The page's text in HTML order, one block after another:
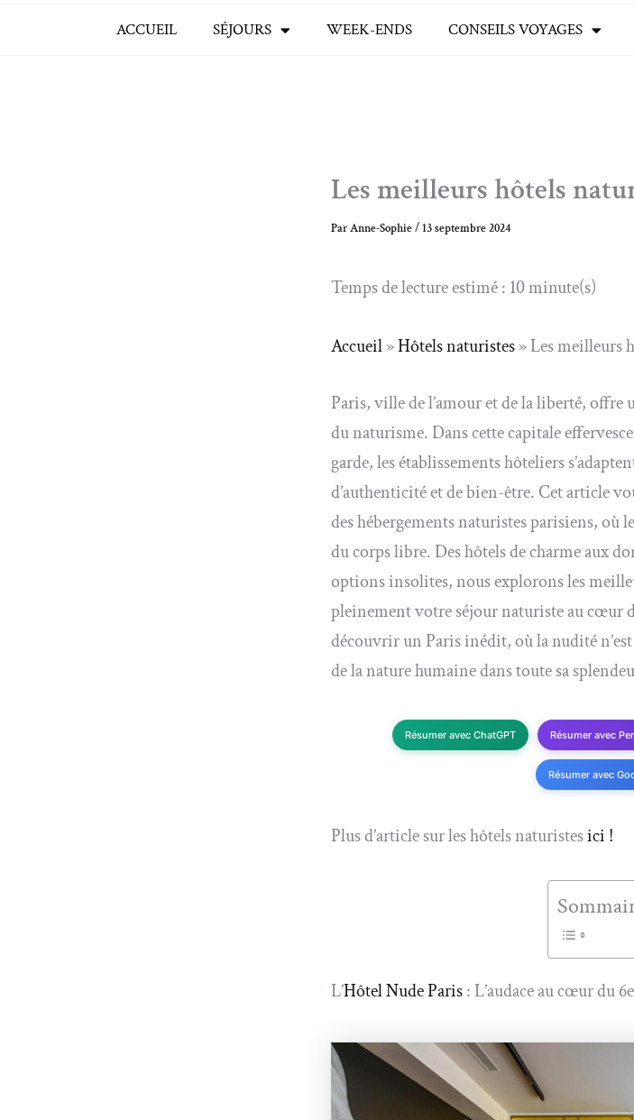
ACCUEIL SÉJOURS WEEK-ENDS CONSEILS VOYAGES
Les meilleurs hôtels
ParAnne-Sophie/13 septembre 2024
Temps de lecture estimé : 10 minute(s)
Accueil»Hôtels naturistes»Les meilleurs
Paris, ville de l’amour et de la liberté, offre
du naturisme. Dans cette capitale
garde, les établissements hôteliers
d’authenticité et de bien-être. Cet article
des hébergements naturistes parisiens, où
du corps libre. Des hôtels de charme aux
options insolites, nous explorons les
pleinement votre séjour naturiste au cœur
découvrir un Paris inédit, où la nudité
de la nature humaine dans toute sa
Résumer avec ChatGPT Résumer avec
Résumer avec
Plus d’article sur les hôtels naturistesici !
L’Hôtel Nude Paris: L’audace au cœur du